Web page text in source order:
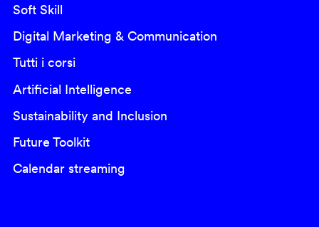
Soft Skill
Digital Marketing & Communication
Tutti i corsi
Artificial Intelligence
Sustainability and Inclusion
Future Toolkit
Calendar streaming